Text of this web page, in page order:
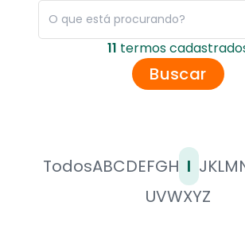
11 termoscadastrado
Buscar
TodosABCDEFGH I JKLM
UVWXYZ